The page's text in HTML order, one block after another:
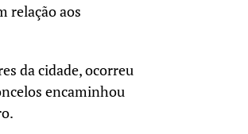
relação aos
da cidade, ocorreu
encaminhou